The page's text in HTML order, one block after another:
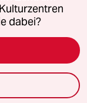
AGB
(Ads)
dabei?